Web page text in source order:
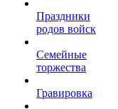
Праздники
родов войск
Семейные
торжества
Гравировка